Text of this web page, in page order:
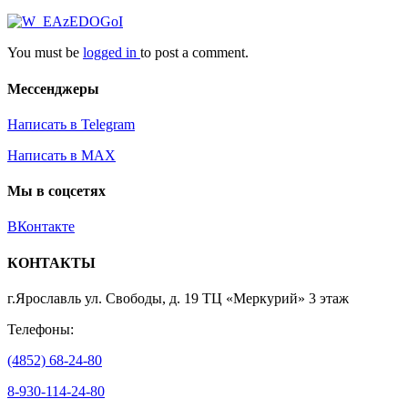
You must be logged in to post a comment.
Мессенджеры
Написать в Telegram
Написать в MAX
Мы в соцсетях
ВКонтакте
КОНТАКТЫ
г.Ярославль ул. Свободы, д. 19 ТЦ «Меркурий» 3 этаж
Телефоны:
(4852) 68-24-80
8-930-114-24-80